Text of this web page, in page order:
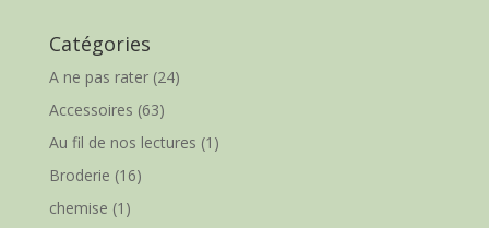
Catégories
A ne pas rater(24)
Accessoires (63)
Au fil de nos lectures (1)
Broderie (16)
chemise (1)